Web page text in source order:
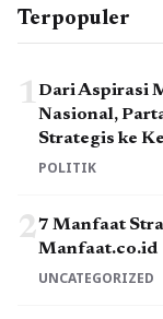
Terpopuler
1 Dari Aspirasi
Nasional,
Strategis ke
POLITIK
27 Manfaat
Manfaat.co.id
UNCATEGORIZED